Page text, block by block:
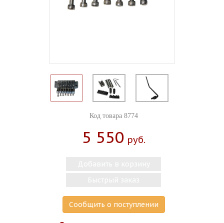
Код товара 8774
5 550 Руб.
Сообщить о поступлении